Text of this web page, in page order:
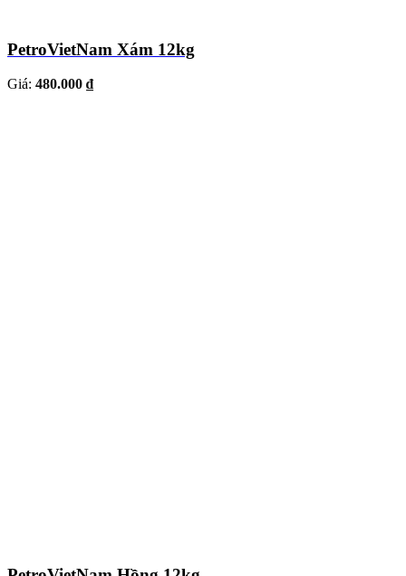
PetroVietNam Xám 12kg
Giá: 480.000 ₫